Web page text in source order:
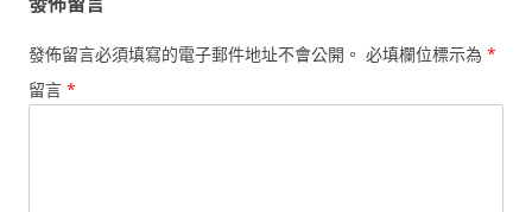
發佈留言必須填寫的電子郵件地址不會公開。 必填欄位標示為 *
留言 *